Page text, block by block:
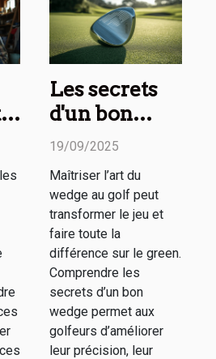
Les secrets
d'un bon
wedge
ligne
19/09/2025
Maîtriser l’art du
wedge au golf peut
transformer le jeu et
faire toute la
différence sur le green.
Comprendre les
secrets d’un bon
wedge permet aux
golfeurs d’améliorer
leur précision, leur